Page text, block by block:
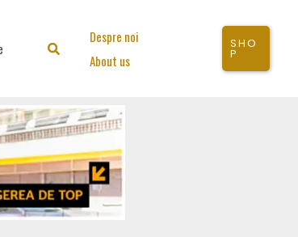
Search
Despre noi
About us
SHO
P